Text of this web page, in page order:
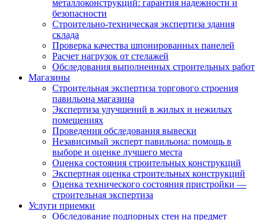
металлоконструкций: гарантия надежности и
безопасности
Строительно-техническая экспертиза здания
склада
Проверка качества шпонированных панелей
Расчет нагрузок от стелажей
Обследования выполненных строительных работ
Магазины
Строительная экспертиза торгового строения
павильона магазина
Экспертиза улучшений в жилых и нежилых
помещениях
Проведения обследования вывески
Независимый эксперт павильона: помощь в
выборе и оценке лучшего места
Оценка состояния строительных конструкций
Экспертная оценка строительных конструкций
Оценка технического состояния пристройки —
строительная экспертиза
Услуги приемки
Обследование подпорных стен на предмет